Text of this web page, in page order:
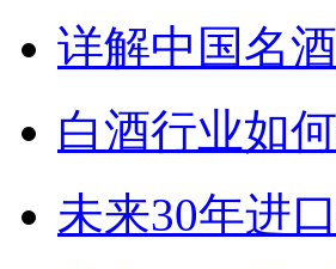
详解中国名
白酒行业如
未来30年进